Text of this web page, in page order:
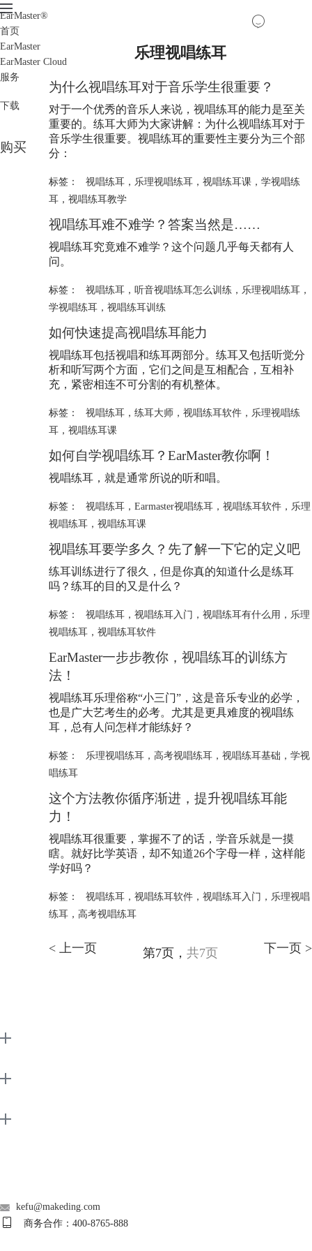
EarMaster®
首页
EarMaster
EarMaster Cloud
服务
下载
购买
乐理视唱练耳
为什么视唱练耳对于音乐学生很重要？
对于一个优秀的音乐人来说，视唱练耳的能力是至关
重要的。练耳大师为大家讲解：为什么视唱练耳对于
音乐学生很重要。视唱练耳的重要性主要分为三个部
分：
标签： 视唱练耳， 乐理视唱练耳， 视唱练耳课， 学视唱练
耳 ， 视唱练耳教学
视唱练耳难不难学？答案当然是……
视唱练耳究竟难不难学？这个问题几乎每天都有人
问。
标签： 视唱练耳， 听音视唱练耳怎么训练 ， 乐理视唱练耳，
学视唱练耳 ， 视唱练耳训练
如何快速提高视唱练耳能力
视唱练耳包括视唱和练耳两部分。练耳又包括听觉分
析和听写两个方面，它们之间是互相配合，互相补
充，紧密相连不可分割的有机整体。
标签： 视唱练耳， 练耳大师， 视唱练耳软件， 乐理视唱练
耳 ， 视唱练耳课
如何自学视唱练耳？EarMaster教你啊！
视唱练耳，就是通常所说的听和唱。
标签： 视唱练耳， Earmaster视唱练耳， 视唱练耳软件， 乐理
视唱练耳 ， 视唱练耳课
视唱练耳要学多久？先了解一下它的定义吧
练耳训练进行了很久，但是你真的知道什么是练耳
吗？练耳的目的又是什么？
标签： 视唱练耳， 视唱练耳入门 ， 视唱练耳有什么用 ， 乐理
视唱练耳 ， 视唱练耳软件
EarMaster一步步教你，视唱练耳的训练方
法！
视唱练耳乐理俗称“小三门”，这是音乐专业的必学，
也是广大艺考生的必考。尤其是更具难度的视唱练
耳，总有人问怎样才能练好？
标签： 乐理视唱练耳， 高考视唱练耳， 视唱练耳基础 ， 学视
唱练耳
这个方法教你循序渐进，提升视唱练耳能
力！
视唱练耳很重要，掌握不了的话，学音乐就是一摸
瞎。就好比学英语，却不知道26个字母一样，这样能
学好吗？
标签： 视唱练耳， 视唱练耳软件， 视唱练耳入门 ， 乐理视唱
练耳 ， 高考视唱练耳
< 上一页 第7页， 共7页 下一页 >
kefu@makeding.com
商务合作：400-8765-888